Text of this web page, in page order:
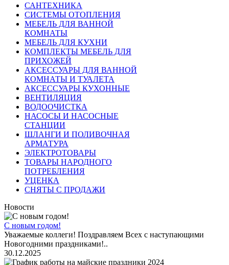
САНТЕХНИКА
СИСТЕМЫ ОТОПЛЕНИЯ
МЕБЕЛЬ ДЛЯ ВАННОЙ
КОМНАТЫ
МЕБЕЛЬ ДЛЯ КУХНИ
КОМПЛЕКТЫ МЕБЕЛЬ ДЛЯ
ПРИХОЖЕЙ
АКСЕССУАРЫ ДЛЯ ВАННОЙ
КОМНАТЫ И ТУАЛЕТА
АКСЕССУАРЫ КУХОННЫЕ
ВЕНТИЛЯЦИЯ
ВОДООЧИСТКА
НАСОСЫ И НАСОСНЫЕ
СТАНЦИИ
ШЛАНГИ И ПОЛИВОЧНАЯ
АРМАТУРА
ЭЛЕКТРОТОВАРЫ
ТОВАРЫ НАРОДНОГО
ПОТРЕБЛЕНИЯ
УЦЕНКА
СНЯТЫ С ПРОДАЖИ
Новости
С новым годом!
Уважаемые коллеги! Поздравляем Всех с наступающими
Новогодними праздниками!..
30.12.2025